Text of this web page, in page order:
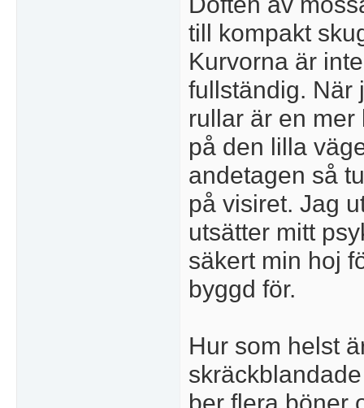
till kompakt
Kurvorna är
fullständig. När
rullar är en
på den lilla
andetagen så
på visiret. Jag
utsätter mitt
säkert min hoj
byggd för.
Hur som helst